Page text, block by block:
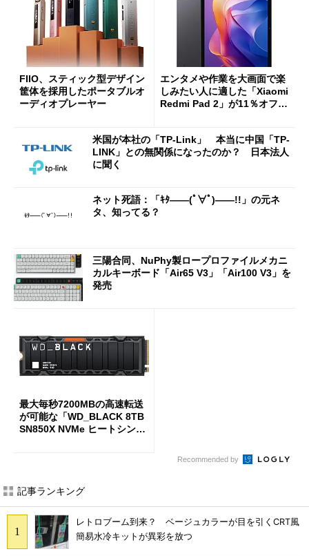
FIIO、スティック型デザイン
筐体を採用したポータブルオ
ーディオプレーヤー
エンタメや作業を大画面で楽
しみたい人に適した「Xiaomi
Redmi Pad 2」が11％オフの
米国が本社の「TP-Link」 本当に中国「TP-
LINK」との無関係になったのか？ 日本法人
に聞く
ネット死語：「ｷﾀ――(ﾟ∀ﾟ)――!!」の元ネ
タ、知ってる？
三陽合同、NuPhy製ロープロファイルメカニ
カルキーボード「Air65 V3」「Air100 V3」を
発売
最大毎秒7200MBの高速転送
が可能な「WD_BLACK 8TB
SN850X NVMe ヒートシンク
Recommended by
記事ランキング
レトロブーム到来？ ベージュカラーが目を引くCRT風
簡易水冷キットが異彩を放つ